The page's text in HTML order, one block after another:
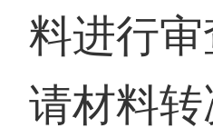
料进行
请材料